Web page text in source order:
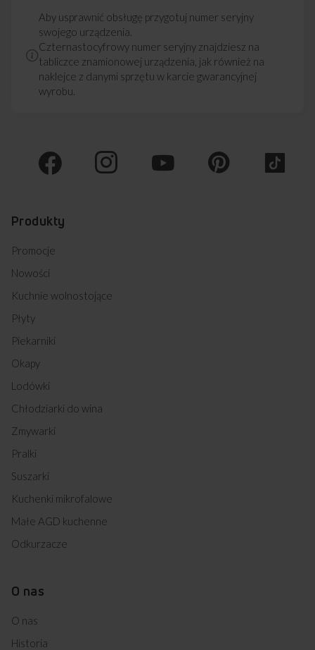
Aby usprawnić obsługę przygotuj numer seryjny
swojego urządzenia.
Czternastocyfrowy numer seryjny znajdziesz na
tabliczce znamionowej urządzenia, jak również na
naklejce z danymi sprzętu w karcie gwarancyjnej
wyrobu.
Produkty
Promocje
Nowości
Kuchnie wolnostojące
Płyty
Piekarniki
Okapy
Lodówki
Chłodziarki do wina
Zmywarki
Pralki
Suszarki
Kuchenki mikrofalowe
Małe AGD kuchenne
Odkurzacze
O nas
O nas
Historia